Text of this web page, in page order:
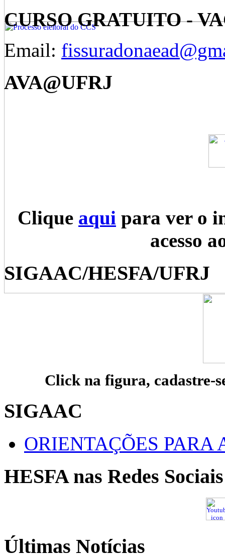
CURSO GRATUITO -
Email:
AVA@UFRJ
Clique aqui para ver o
acesso
SIGAAC/HESFA/UFRJ
Click na figura, cadastre-
SIGAAC
ORIENTAÇÕES PARA
HESFA nas Redes Sociais
Últimas Notícias